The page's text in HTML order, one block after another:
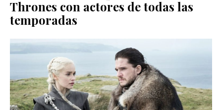
Thrones con actores de todas las
temporadas